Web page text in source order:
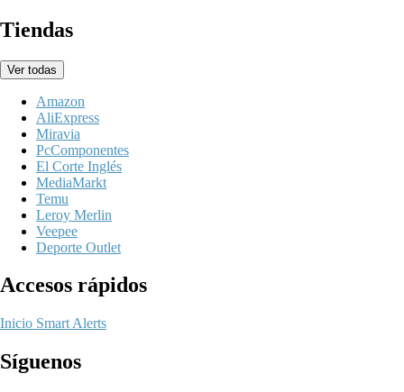
Tiendas
Ver todas
Amazon
AliExpress
Miravia
PcComponentes
El Corte Inglés
MediaMarkt
Temu
Leroy Merlin
Veepee
Deporte Outlet
Accesos rápidos
Inicio Smart Alerts
Síguenos